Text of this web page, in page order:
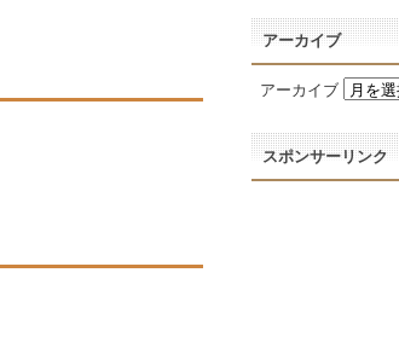
アーカイブ
アーカイブ
スポンサーリンク